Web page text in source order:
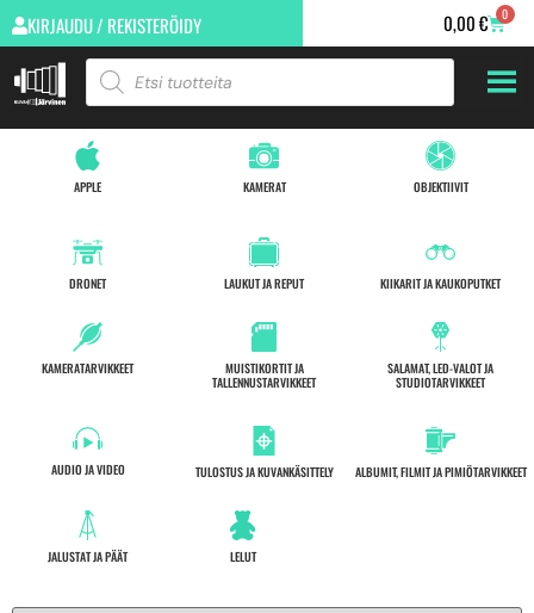
KIRJAUDU / REKISTERÖIDY 0,00€ 0
APPLE
DRONET
KAMERAT
LAUKUT JA REPUT
OBJEKTIIVIT
KIIKARIT JA KAUKOPUTKET
KAMERATARVIKKEET
AUDIO JA VIDEO
MUISTIKORTIT JA
TALLENNUSTARVIKKEET
TULOSTUS JA KUVANKÄSITTELY
SALAMAT, LED-VALOT JA
STUDIOTARVIKKEET
ALBUMIT, FILMIT JA PIMIÖTARVIKKEET
JALUSTAT JA PÄÄT LELUT